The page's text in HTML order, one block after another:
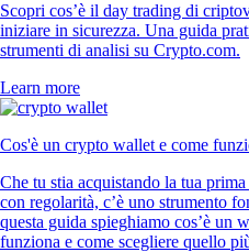
Scopri cos’è il day trading di
iniziare in sicurezza. Una guida
strumenti di analisi su Crypto.com.
Learn more
Cos'è un crypto wallet e come
Che tu stia acquistando la tua
con regolarità, c’è uno strumento
questa guida spieghiamo cos’è un
funziona e come scegliere quello